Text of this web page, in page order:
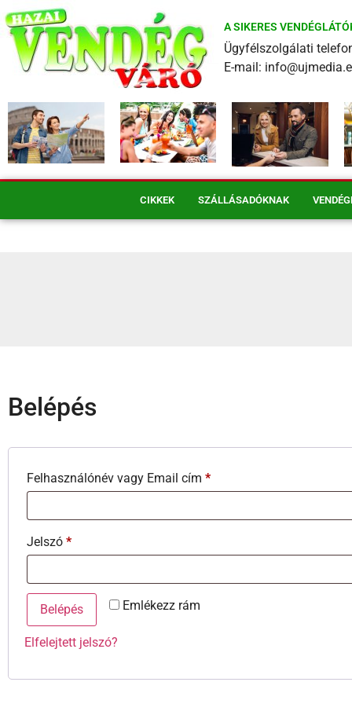
A SIKERES
Ügyfélszolgálati
E-mail:
CIKKEK SZÁLLÁSADÓKNAK
Belépés
Felhasználónév vagy Email cím *
Jelszó *
Emlékezz rám
Belépés
Elfelejtett jelszó?